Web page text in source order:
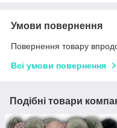
Умови повернення
Повернення товару
Всі умови повернення
Подібні товари